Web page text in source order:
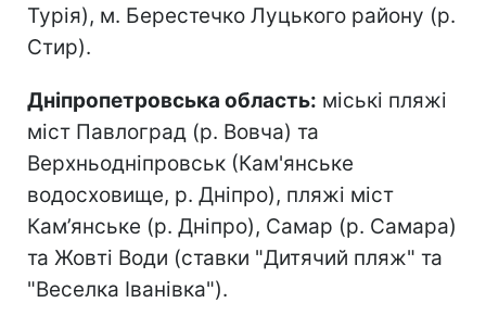
Турія), м. Берестечко Луцького району (р.
Стир).
Дніпропетровська область: міські пляжі
міст Павлоград (р. Вовча) та
Верхньодніпровськ (Кам'янське
водосховище, р. Дніпро), пляжі міст
Кам’янське (р. Дніпро), Самар (р. Самара)
та Жовті Води (ставки "Дитячий пляж" та
"Веселка Іванівка").